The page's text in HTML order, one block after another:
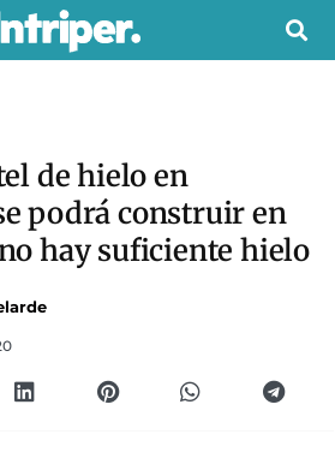
de hielo en
podrá construir en
hay suficiente hielo